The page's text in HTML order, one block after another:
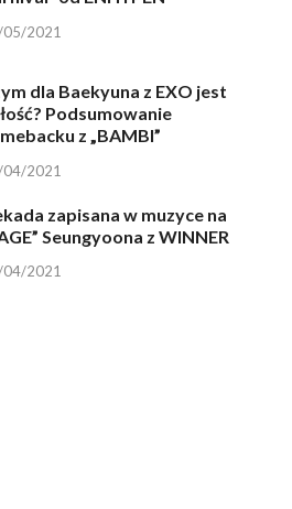
2021
dla Baekyuna z EXO jest
Podsumowanie
z „BAMBI”
2021
zapisana w muzyce na
Seungyoona z WINNER
04/2021